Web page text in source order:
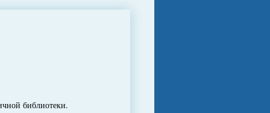
библиотеки.